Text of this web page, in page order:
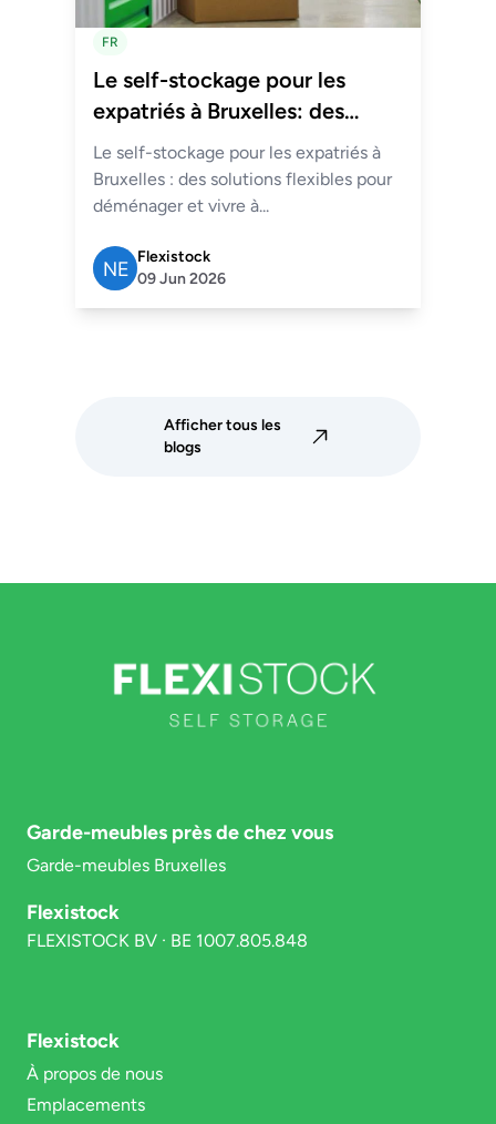
FR
Le self-stockage pour les
expatriés à Bruxelles: des
solutions flexibles pour
déménager et vivre à
l'étranger
Le self-stockage pour les expatriés à
Bruxelles : des solutions flexibles pour
déménager et vivre à...
Flexistock
09 Jun 2026
Afficher tous les
blogs
Garde-meubles près de chez vous
Garde-meubles Bruxelles
Flexistock
FLEXISTOCK BV · BE 1007.805.848
Flexistock
À propos de nous
Emplacements